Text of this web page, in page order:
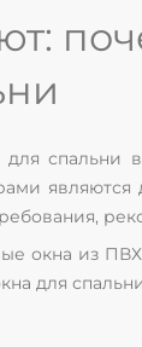
спальни
являются
окна из
для